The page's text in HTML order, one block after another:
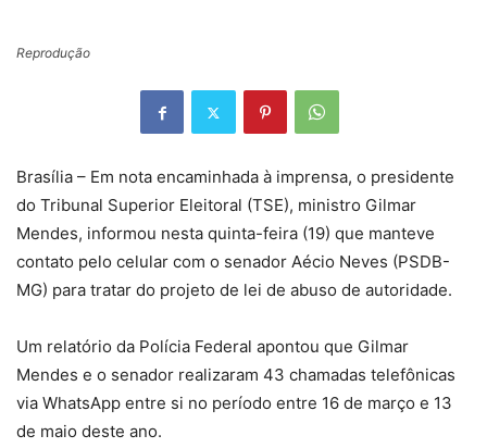
Reprodução
Brasília – Em nota encaminhada à imprensa, o presidente
do Tribunal Superior Eleitoral (TSE), ministro Gilmar
Mendes, informou nesta quinta-feira (19) que manteve
contato pelo celular com o senador Aécio Neves (PSDB-
MG) para tratar do projeto de lei de abuso de autoridade.
Um relatório da Polícia Federal apontou que Gilmar
Mendes e o senador realizaram 43 chamadas telefônicas
via WhatsApp entre si no período entre 16 de março e 13
de maio deste ano.